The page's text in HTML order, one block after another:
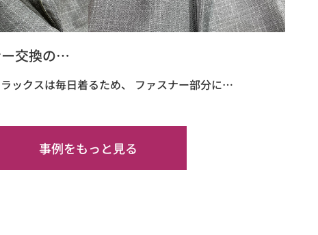
交換の…
ックスは毎日着るため、 ファスナー部分に…
事例をもっと見る